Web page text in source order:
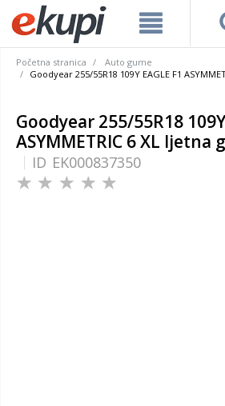
Početna stranica
Auto gume
Goodyear 255/55R18 109Y EAGLE F1
Goodyear 255/55R18 109Y
ASYMMETRIC 6 XL ljetna
ID EK000837350